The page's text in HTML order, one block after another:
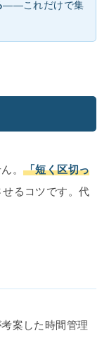
——これだけで集
。
「短く区切っ
るコツです。代
案した時間管理